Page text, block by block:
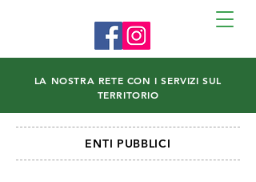
LA NOSTRA RETE CON I SERVIZI SUL
TERRITORIO
ENTI PUBBLICI